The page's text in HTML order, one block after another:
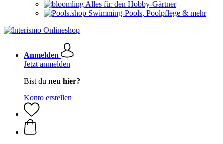
Alles für den Hobby-Gärtner
Swimming-Pools, Poolpflege & mehr
Anmelden
Jetzt anmelden
Bist du neu hier?
Konto erstellen